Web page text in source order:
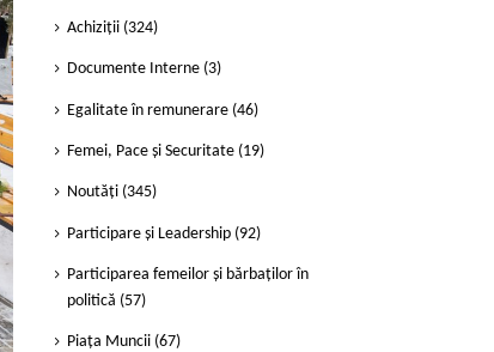
Achiziții (324)
Documente Interne (3)
Egalitate în remunerare (46)
Femei, Pace și Securitate (19)
Noutăți (345)
Participare și Leadership (92)
Participarea femeilor și bărbaților în
politică (57)
Piața Muncii (67)